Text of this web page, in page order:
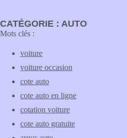
CATÉGORIE : AUTO
Mots clés :
voiture
voiture occasion
cote auto
cote auto en ligne
cotation voiture
cote auto gratuite